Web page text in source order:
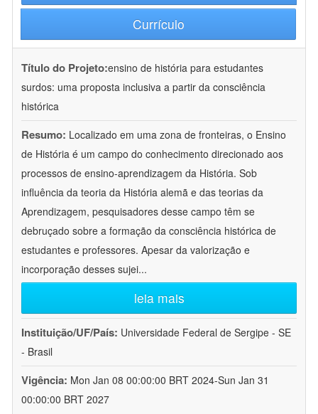
Currículo
Título do Projeto:ensino de história para estudantes
surdos: uma proposta inclusiva a partir da consciência
histórica
Resumo: Localizado em uma zona de fronteiras, o Ensino
de História é um campo do conhecimento direcionado aos
processos de ensino-aprendizagem da História. Sob
influência da teoria da História alemã e das teorias da
Aprendizagem, pesquisadores desse campo têm se
debruçado sobre a formação da consciência histórica de
estudantes e professores. Apesar da valorização e
incorporação desses sujei...
leia mais
Instituição/UF/País: Universidade Federal de Sergipe - SE
- Brasil
Vigência: Mon Jan 08 00:00:00 BRT 2024-Sun Jan 31
00:00:00 BRT 2027